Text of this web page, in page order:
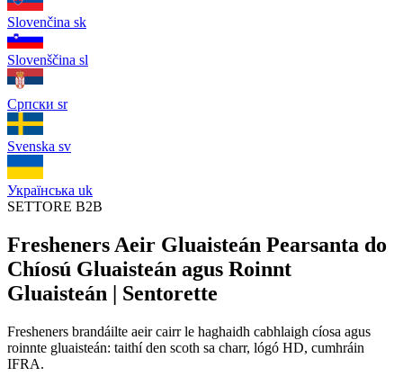
Slovenčina sk
Slovenščina sl
Српски sr
Svenska sv
Українська uk
SETTORE B2B
Fresheners Aeir Gluaisteán Pearsanta do
Chíosú Gluaisteán agus Roinnt
Gluaisteán | Sentorette
Fresheners brandáilte aeir cairr le haghaidh cabhlaigh cíosa agus
roinnte gluaisteán: taithí den scoth sa charr, lógó HD, cumhráin
IFRA.